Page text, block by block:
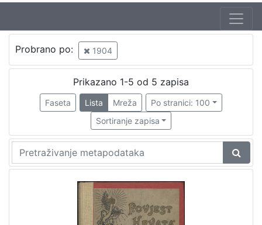
Jezik
mađarski
hrvatski
1
2
Nakladnička
Obitelji Šubić, Zrinski i Frankopan
Probrano po: 1904
Prikazano 1-5 od 5 zapisa
Faseta Lista Mreža
Po stranici: 100
Sortiranje zapisa